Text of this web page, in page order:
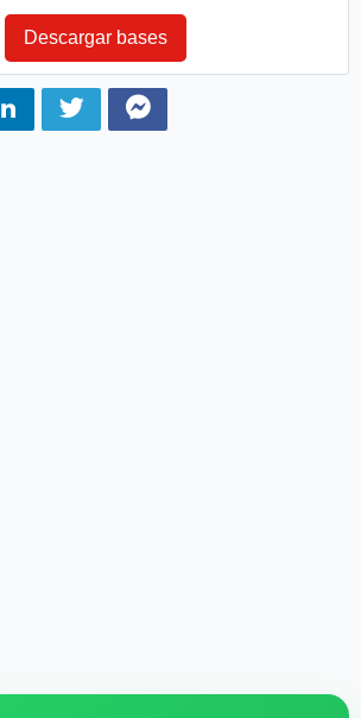
Descargar bases